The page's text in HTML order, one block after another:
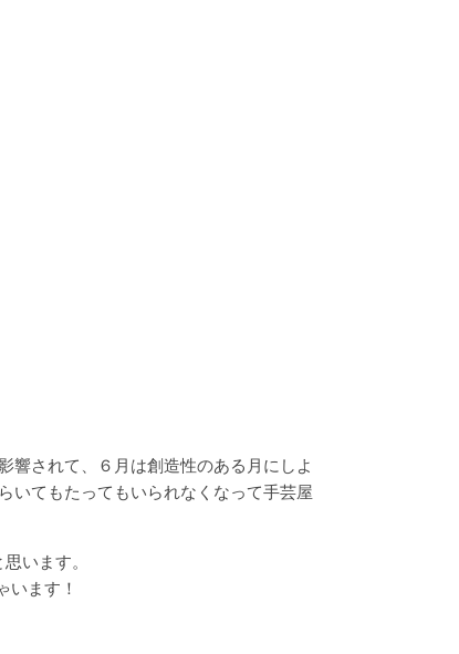
響されて、６月は創造性のある月にしよ
いてもたってもいられなくなって手芸屋
います。
ます！